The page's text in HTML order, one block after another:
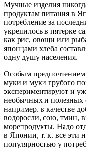
Мучные изделия
продуктам питания в
потребление за
укрепилось в пятерке
как рис, овощи или
японцами хлеба
одну душу населения.
Особым предпочтением
муки и муки грубого
экспериментируют и
необычных и полезных
например, в качестве
водоросли, сою, тмин,
морепродукты. Надо
в Японии, т. к. все эти
популярностью у